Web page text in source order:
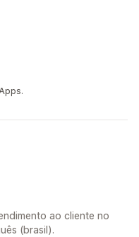
ao cliente no
(brasil).